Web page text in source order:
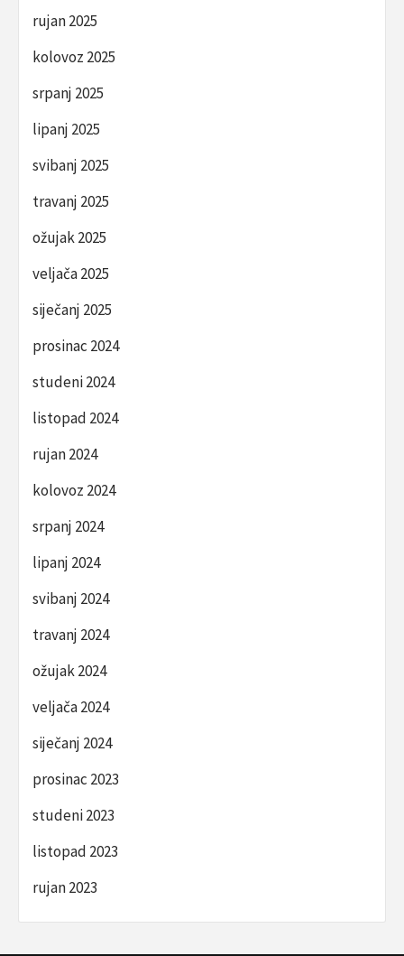
rujan 2025
kolovoz 2025
srpanj 2025
lipanj 2025
svibanj 2025
travanj 2025
ožujak 2025
veljača 2025
siječanj 2025
prosinac 2024
studeni 2024
listopad 2024
rujan 2024
kolovoz 2024
srpanj 2024
lipanj 2024
svibanj 2024
travanj 2024
ožujak 2024
veljača 2024
siječanj 2024
prosinac 2023
studeni 2023
listopad 2023
rujan 2023